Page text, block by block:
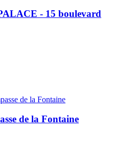
- 15 boulevard
de la Fontaine